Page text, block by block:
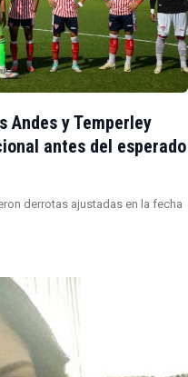
Andes y Temperley
antes del esperado
derrotas ajustadas en la fecha